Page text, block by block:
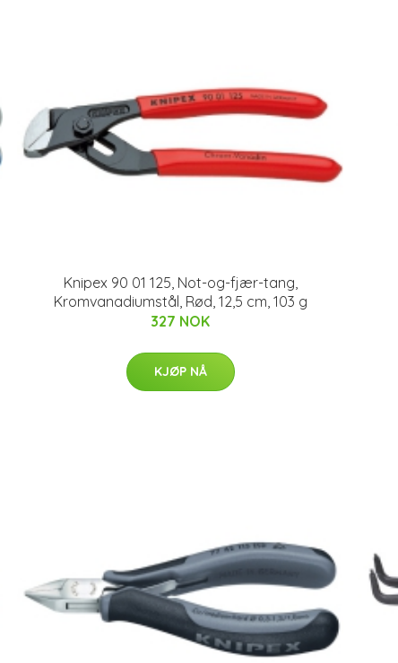
Knipex 90 01 125, Not-og-fjær-tang,
Kromvanadiumstål, Rød, 12,5 cm, 103 g
327 NOK
KJØP NÅ